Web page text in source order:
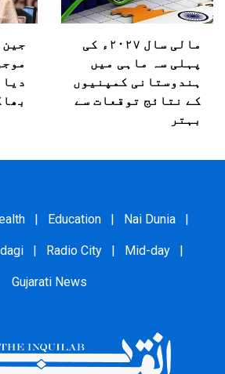
مالی سال ۲۰۲۷ء کی
پہلی سہ ماہی میں
ہندوستانی کمپنیوں
کے نتائج توقعات سے
بہتر
جین
| Education | Nai Dunia |
| Radio City | Mid-day |
Gujarati News